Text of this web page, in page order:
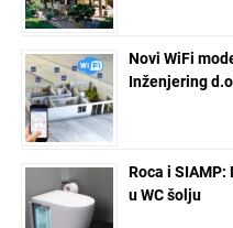
Novi WiFi
Inženjering
Roca i
u WC šolju